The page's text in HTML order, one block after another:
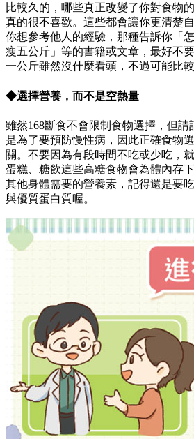
比較久的，哪些真正改變了你對食物
真的很不喜歡。這些都會讓你更清楚
你想參考他人的經驗，那種告訴你「
瘦五公斤」等的書籍或文章，最好不
一公斤雖然沒什麼看頭，不過可能比
◆選擇營養，而不是空熱量
雖然168斷食不會限制食物選擇，但請
是為了要預防慢性病，因此正確食物
關。不要因為有段時間不吃或少吃，
蛋糕、糖飲這些高糖食物會為體內存
其他身體需要的營養素，記得還是要
與優質蛋白質喔。